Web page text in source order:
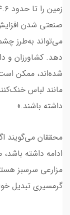
صنعتی شدن
می‌تواند به‌طرز
مانند لباس
داشته باشند.»
محققان می‌گویند
گرمسیری تبدیل